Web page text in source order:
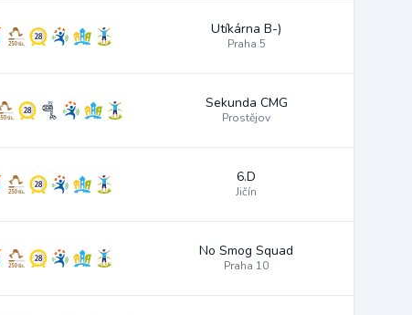
Utíkárna B-)
Praha 5
Sekunda CMG
Prostějov
6.D
Jičín
No Smog Squad
Praha 10